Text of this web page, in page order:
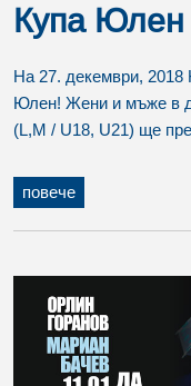
Купа Юлен
На 27. декември,
Юлен! Жени и мъже в
(L,M / U18, U21) ще
повече